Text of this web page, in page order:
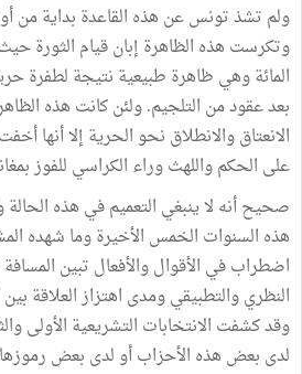
ولم تشذ تونس عن هذه القاعدة بداية من
وتكرست هذه الظاهرة إبان قيام الثورة
المائة وهي ظاهرة طبيعية نتيجة لطفرة
بعد عقود من التلجيم. ولئن كانت هذه
الانعتاق والانطلاق نحو الحرية إلا أنها
على الحكم واللهث وراء الكراسي للفوز
صحيح أنه لا ينبغي التعميم في هذه
هذه السنوات الخمس الأخيرة وما شهده
اضطراب في الأقوال والأفعال تبين المسافة
النظري والتطبيقي ومدى اهتزاز العلاقة
وقد كشفت الانتخابات التشريعية الأولى
لدى بعض هذه الأحزاب أو لدى بعض